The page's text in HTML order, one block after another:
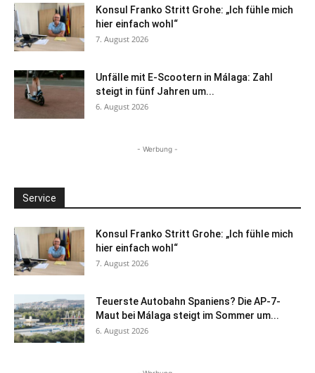
Konsul Franko Stritt Grohe: „Ich fühle mich
hier einfach wohl“
7. August 2026
Unfälle mit E-Scootern in Málaga: Zahl
steigt in fünf Jahren um...
6. August 2026
- Werbung -
Service
Konsul Franko Stritt Grohe: „Ich fühle mich
hier einfach wohl“
7. August 2026
Teuerste Autobahn Spaniens? Die AP-7-
Maut bei Málaga steigt im Sommer um...
6. August 2026